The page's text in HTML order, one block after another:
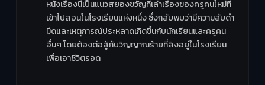
หนังเรื่องนี้เป็นแนวสยองขวัญที่เล่าเรื่องของครูคนใหม่ที่
เข้าไปสอนในโรงเรียนแห่งหนึ่ง ซึ่งกลับพบว่ามีความลับดำ
มืดและเหตุการณ์ประหลาดเกิดขึ้นกับนักเรียนและครูคน
อื่นๆ โดยต้องต่อสู้กับวิญญาณร้ายที่สิงอยู่ในโรงเรียน
เพื่อเอาชีวิตรอด